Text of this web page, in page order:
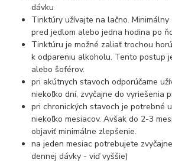
dávku
Tinktúry užívajte na lačno.
pred jedlom alebo jedna hodina po
Tinktúru je možné zaliať trochou
k odpareniu alkoholu. Tento postup
alebo šoférov.
pri akútnych stavoch odporúčame
niekoľko dní, zvyčajne do vyriešenia
pri chronických stavoch je potrebné
niekoľko mesiacov. Avšak do 2-3
objaviť minimálne zlepšenie.
na jeden mesiac potrebujete
dennej dávky - viď vyššie)